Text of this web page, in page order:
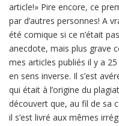
article!» Pire encore, ce
par d’autres personnes! A
été comique si ce n’était
anecdote, mais plus grave
mes articles publiés il y a
en sens inverse. Il s’est
qui était à l’origine du
découvert que, au fil de sa
il s’est livré aux mêmes